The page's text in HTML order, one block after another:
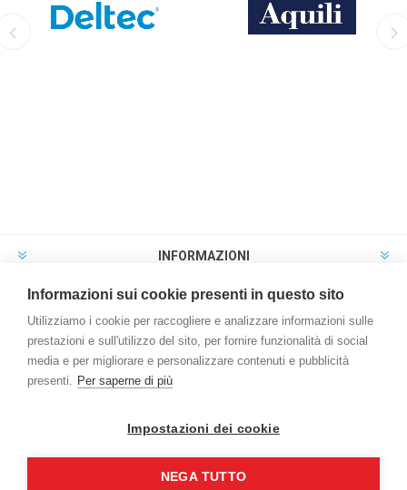
INFORMAZIONI
PROFILO
SERVIZIO CLIENTI
Informazioni sui cookie presenti in questo sito
Utilizziamo i cookie per raccogliere e analizzare informazioni sulle
prestazioni e sull'utilizzo del sito, per fornire funzionalità di social
media e per migliorare e personalizzare contenuti e pubblicità
presenti. Per saperne di più
Impostazioni dei cookie
NEGA TUTTO